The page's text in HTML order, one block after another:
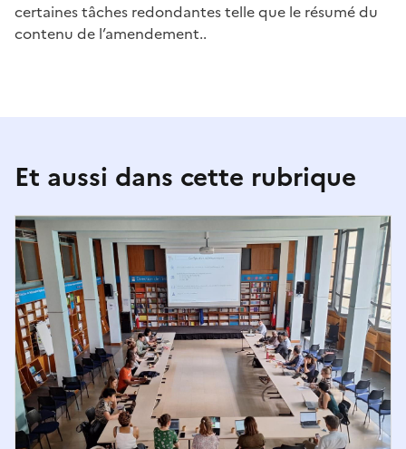
certaines tâches redondantes telle que le résumé du
contenu de l’amendement..
Et aussi dans cette rubrique